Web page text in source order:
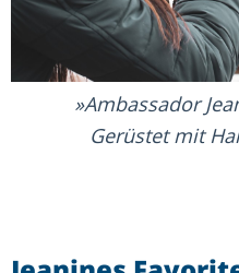
Ambassador
Gerüstet mit